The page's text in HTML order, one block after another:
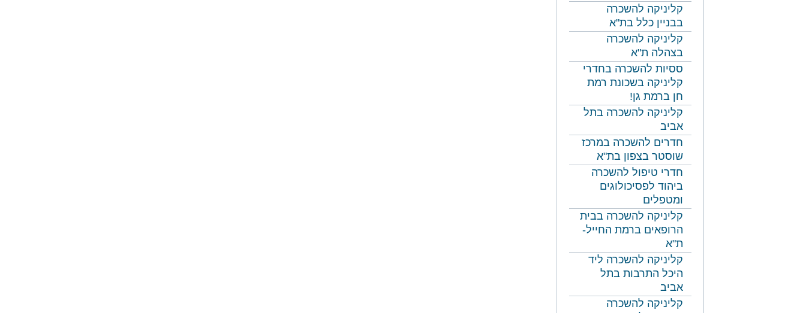
קליניקה להשכרה
בבניין כלל בת"א
קליניקה להשכרה
בצהלה ת"א
ססיות להשכרה בחדרי
קליניקה בשכונת רמת
חן ברמת גן!
קליניקה להשכרה בתל
אביב
חדרים להשכרה במרכז
שוסטר בצפון בת"א
חדרי טיפול להשכרה
ביהוד לפסיכולוגים
ומטפלים
קליניקה להשכרה בבית
הרופאים ברמת החייל-
ת"א
קליניקה להשכרה ליד
היכל התרבות בתל
אביב
קליניקה להשכרה